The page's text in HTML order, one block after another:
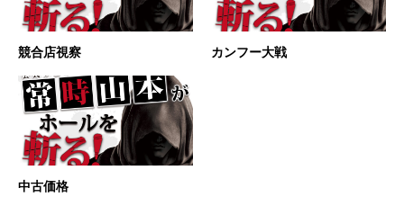
競合店視察 カンフー大戦
中古価格